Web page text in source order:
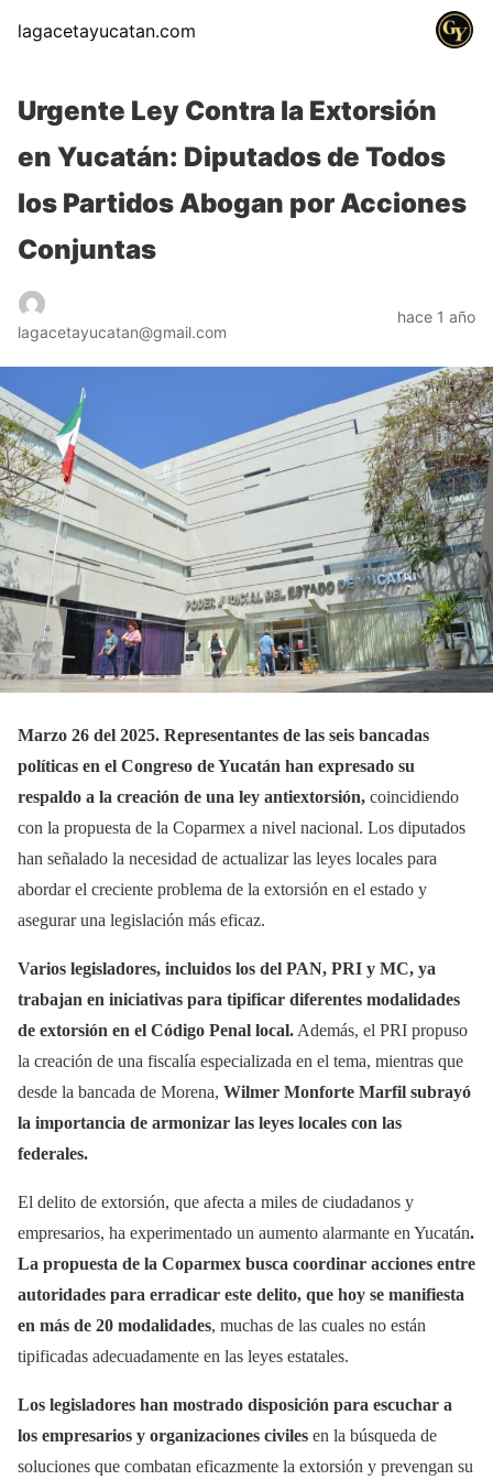
lagacetayucatan.com
Urgente Ley Contra la Extorsión
en Yucatán: Diputados de Todos
los Partidos Abogan por Acciones
Conjuntas
lagacetayucatan@gmail.com
hace 1 año
Marzo 26 del 2025. Representantes de las seis bancadas
políticas en el Congreso de Yucatán han expresado su
respaldo a la creación de una ley antiextorsión, coincidiendo
con la propuesta de la Coparmex a nivel nacional. Los diputados
han señalado la necesidad de actualizar las leyes locales para
abordar el creciente problema de la extorsión en el estado y
asegurar una legislación más eficaz.
Varios legisladores, incluidos los del PAN, PRI y MC, ya
trabajan en iniciativas para tipificar diferentes modalidades
de extorsión en el Código Penal local. Además, el PRI propuso
la creación de una fiscalía especializada en el tema, mientras que
desde la bancada de Morena, Wilmer Monforte Marfil subrayó
la importancia de armonizar las leyes locales con las
federales.
El delito de extorsión, que afecta a miles de ciudadanos y
empresarios, ha experimentado un aumento alarmante en Yucatán.
La propuesta de la Coparmex busca coordinar acciones entre
autoridades para erradicar este delito, que hoy se manifiesta
en más de 20 modalidades, muchas de las cuales no están
tipificadas adecuadamente en las leyes estatales.
Los legisladores han mostrado disposición para escuchar a
los empresarios y organizaciones civiles en la búsqueda de
soluciones que combatan eficazmente la extorsión y prevengan su